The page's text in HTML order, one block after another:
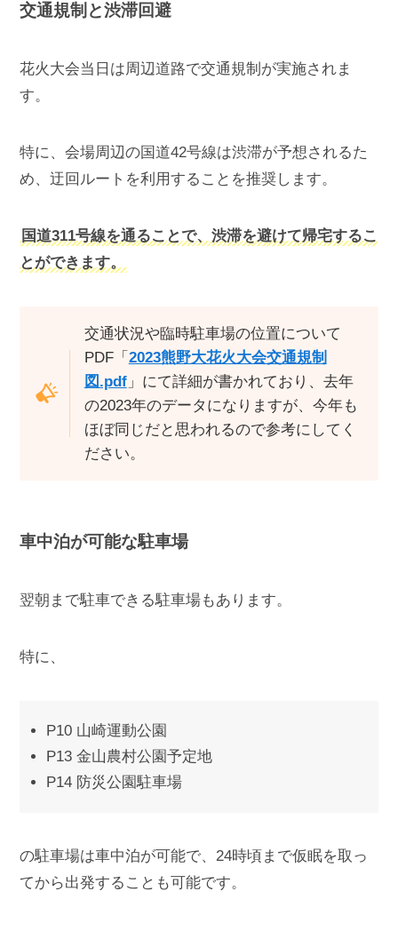
交通規制と渋滞回避
花火大会当日は周辺道路で交通規制が実施されま
す。
特に、会場周辺の国道42号線は渋滞が予想されるた
め、迂回ルートを利用することを推奨します。
国道311号線を通ることで、渋滞を避けて帰宅するこ
とができます。
交通状況や臨時駐車場の位置について
PDF「 2023熊野大花火大会交通規制
図.pdf」にて詳細が書かれており、去年
の2023年のデータになりますが、今年も
ほぼ同じだと思われるので参考にしてく
ださい。
車中泊が可能な駐車場
翌朝まで駐車できる駐車場もあります。
特に、
P10 山崎運動公園
P13 金山農村公園予定地
P14 防災公園駐車場
の駐車場は車中泊が可能で、24時頃まで仮眠を取っ
てから出発することも可能です。